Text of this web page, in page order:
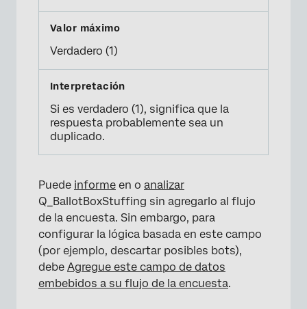
Verdadero (1)
Si es verdadero (1), significa que la
respuesta probablemente sea un
duplicado.
Puede informe en o analizar
Q_BallotBoxStuffing sin agregarlo al flujo
de la encuesta. Sin embargo, para
configurar la lógica basada en este campo
(por ejemplo, descartar posibles bots),
debe Agregue este campo de datos
embebidos a su flujo de la encuesta.